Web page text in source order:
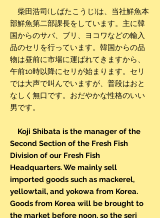
柴田浩司(しばたこうじ)は、当社鮮魚本
部鮮魚第二部課長をしています。主に韓
国からのサバ、ブリ、ヨコワなどの輸入
品のセリを行っています。韓国からの品
物は昼前に市場に運ばれてきますから、
午前10時以降にセリが始まります。セリ
では大声で叫んでいますが、普段はおと
なしく無口です。おだやかな性格のいい
男です。
Koji Shibata is the manager of the
Second Section of the Fresh Fish
Division of our Fresh Fish
Headquarters. We mainly sell
imported goods such as mackerel,
yellowtail, and yokowa from Korea.
Goods from Korea will be brought to
the market before noon, so the seri